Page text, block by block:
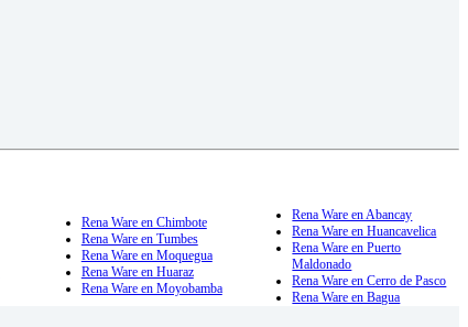
Rena Ware en Chimbote
Rena Ware en Tumbes
Rena Ware en Moquegua
Rena Ware en Huaraz
Rena Ware en Moyobamba
Rena Ware en Abancay
Rena Ware en Huancavelica
Rena Ware en Puerto
Maldonado
Rena Ware en Cerro de Pasco
Rena Ware en Bagua